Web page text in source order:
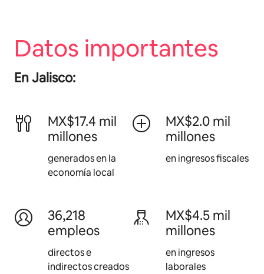
Datos importantes
En Jalisco:
MX$17.4 mil
millones
generados en la
economía local
MX$2.0 mil
millones
en ingresos fiscales
36,218
empleos
directos e
indirectos creados
MX$4.5 mil
millones
en ingresos
laborales